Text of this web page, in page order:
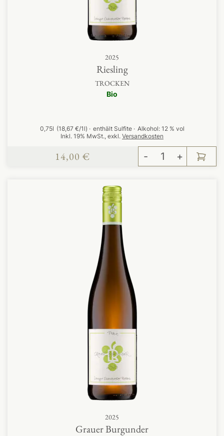
2025
Riesling
TROCKEN
Bio
0,75l (18,67 €/1l) enthält Sulfite Alkohol: 12 % vol
14,00 €
Inkl. 19% MwSt. exkl. Versandkosten
- +
2025
Grauer Burgunder